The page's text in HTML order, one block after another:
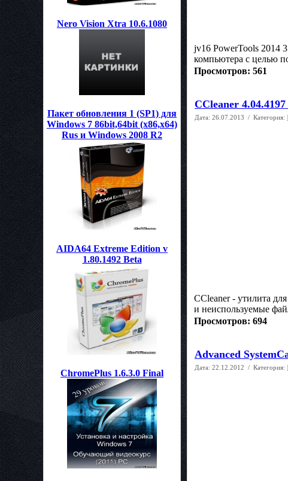
Nero Vision Xtra 10.6.1080
Пакет обновления 1 (SP1) для
Windows 7 86bit,64bit (x86,x64)
Rus и Windows 2008 R2
AIDA64 Extreme Edition v
1.80.1492 Beta
ChromePlus 1.6.3.0 Final
jv16 PowerTools 2014
компьютера с целью
Просмотров: 561
CCleaner
Дата: 26.07.2013 / Категория:
CCleaner - утилита
и неиспользуемые
Просмотров: 694
Advanced
Дата: 22.12.2012 / Категория: